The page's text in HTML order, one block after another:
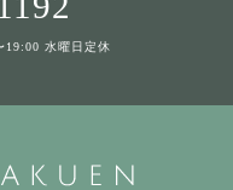
水曜日定休